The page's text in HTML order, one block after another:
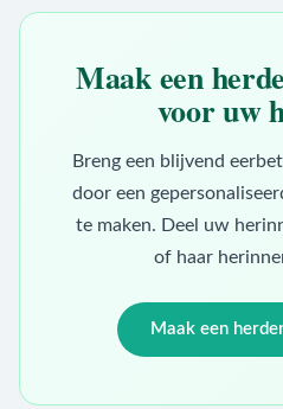
Maak een
voor uw
Breng een blijvend
door een
te maken. Deel uw
of haar
Maak een